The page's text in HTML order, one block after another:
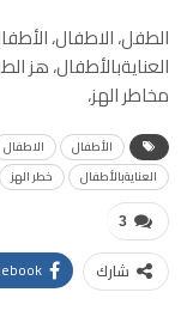
الطفل، الاطفال،
العنايةبالأطفال، هز
مخاطر الهز،
الأطفال الاطفال
العنايةبالأطفال
خطر الهز
3
شارك